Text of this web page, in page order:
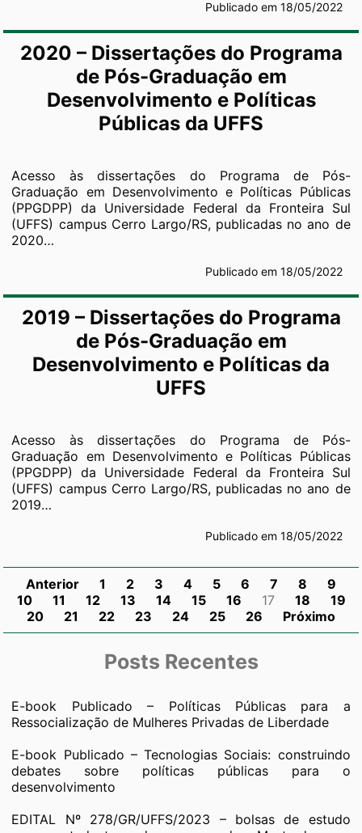
Publicado em 18/05/2022
2020 – Dissertações do Programa
de Pós-Graduação em
Desenvolvimento e Políticas
Públicas da UFFS
Acesso às dissertações do Programa de Pós-
Graduação em Desenvolvimento e Políticas Públicas
(PPGDPP) da Universidade Federal da Fronteira Sul
(UFFS) campus Cerro Largo/RS, publicadas no ano de
2020…
Publicado em 18/05/2022
2019 – Dissertações do Programa
de Pós-Graduação em
Desenvolvimento e Políticas da
UFFS
Acesso às dissertações do Programa de Pós-
Graduação em Desenvolvimento e Políticas Públicas
(PPGDPP) da Universidade Federal da Fronteira Sul
(UFFS) campus Cerro Largo/RS, publicadas no ano de
2019…
Publicado em 18/05/2022
Anterior 1 2 3 4 5 6 7 8
9
10
11 12 13 14 15 16 17 18
19
20
21 22 23 24 25 26 Próximo
Posts Recentes
E-book Publicado – Políticas Públicas para a
Ressocialização de Mulheres Privadas de Liberdade
E-book Publicado – Tecnologias Sociais: construindo
debates sobre políticas públicas para o
desenvolvimento
EDITAL Nº 278/GR/UFFS/2023 – bolsas de estudo